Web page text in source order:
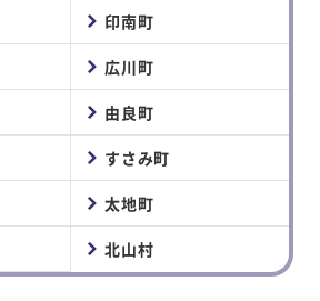
印南町
広川町
由良町
すさみ町
太地町
北山村